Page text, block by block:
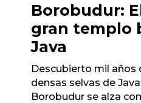
Borobudur:
gran templo
Java
Descubierto mil años
densas selvas de
Borobudur se alza